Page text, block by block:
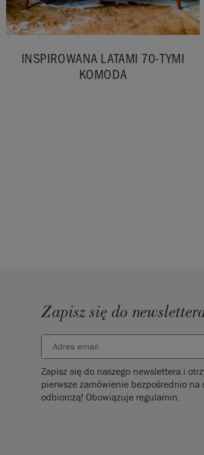
INSPIROWANA LATAMI 70-TYMI
KOMODA
Zapisz się do
Zapisz się do naszego newslettera i
pierwsze zamówienie bezpośrednio na
odbiorczą! Obowiązuje regulamin.